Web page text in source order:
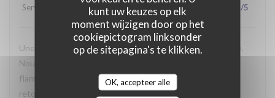
kunt uw keuzes op elk
moment wijzigen door op het
cookiepictogram linksonder
op de sitepagina's te klikken.
OK, accepteer alle
Service
Atmosfeer Kwaliteit / Prijs /5
Une table sympathique avec son atmosphère authentique.
Nous avons apprécié notre déjeuner (moule, carbonade,
flamiche au maroilles, etc) et le service. Pourquoi pas y
retourner lors d'un prochaine passage à Lilles.